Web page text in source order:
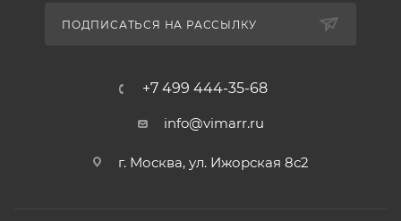
ПОДПИСАТЬСЯ НА РАССЫЛКУ
+7 499 444-35-68
info@vimarr.ru
г. Москва, ул. Ижорская 8с2